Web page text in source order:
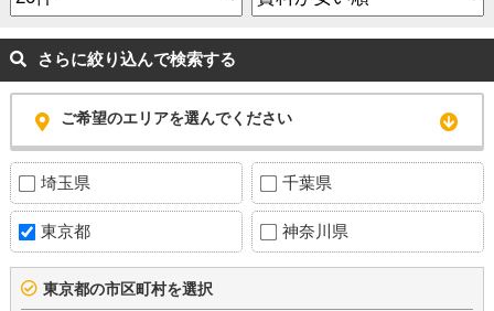
さらに絞り込んで検索する
ご希望のエリアを選んでください
埼玉県 千葉県
東京都 神奈川県
東京都の市区町村を選択